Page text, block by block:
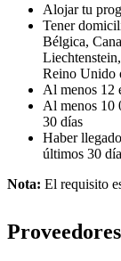
Alojar tu
Tener
Bélgica,
Reino Unido
Al menos 12
Al menos 10
30 días
Haber
últimos 30
Nota: El requisito